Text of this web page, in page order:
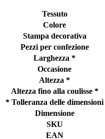
Tessuto
Colore
Stampa decorativa
Pezzi per confezione
Larghezza *
Occasione
Altezza *
Altezza fino alla coulisse *
* Tolleranza delle dimensioni
Dimensione
SKU
EAN